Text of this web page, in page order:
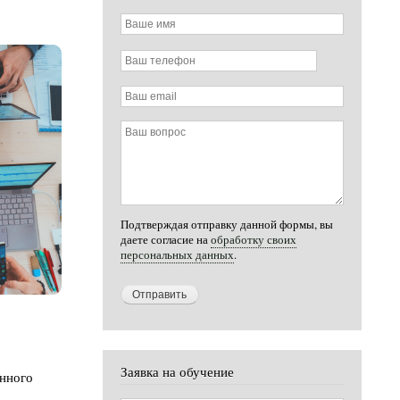
Ваше
имя
Ваш
телефон
Ваш
email
Ваш
Подтверждая отправку данной формы, вы
даете согласие наобработку своих
персональных данных.
Заявка на обучение